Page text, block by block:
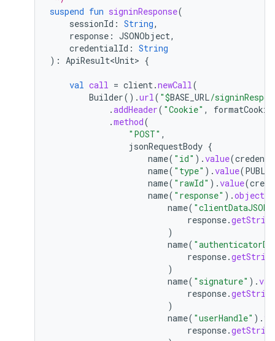
suspend fun signinResponse(
sessionId : String,
response : JSONObject,
credentialId : String
): ApiResult<Unit> {
val call = client.newCall(
Builder().url( "$BASE_URL/
.addHeader( "Cookie" , formatCookie
.method(
"POST" ,
jsonRequestBody {
name( "id" ).value(
name( "type" ).value(
name( "rawId" ).value(
name( "response" ).
name( "clientDataJSON"
response.getString
)
name(
response.getString
)
name( "signature" ).
response.getString
)
name( "userHandle" ).
response.getString